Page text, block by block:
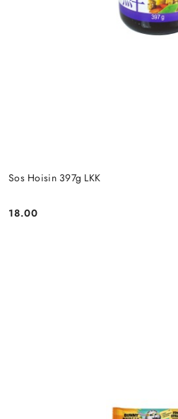
Sos Hoisin 397g LKK
Cena:
18.00